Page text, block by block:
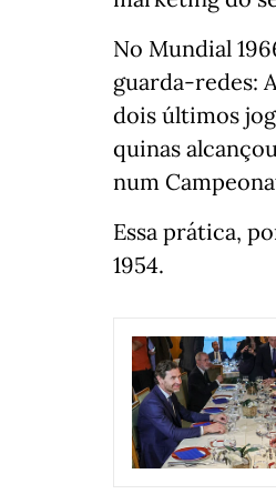
No Mundial
guarda-redes:
dois últimos
quinas
num
Essa prática,
1954.